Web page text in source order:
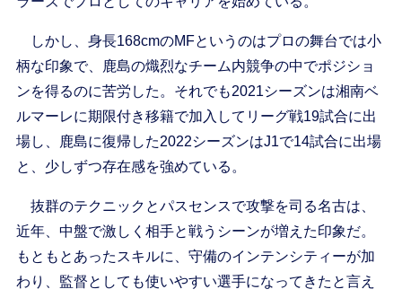
しかし、身長168cmのMFというのはプロの舞台では小
柄な印象で、鹿島の熾烈なチーム内競争の中でポジショ
ンを得るのに苦労した。それでも2021シーズンは湘南ベ
ルマーレに期限付き移籍で加入してリーグ戦19試合に出
場し、鹿島に復帰した2022シーズンはJ1で14試合に出場
と、少しずつ存在感を強めている。
抜群のテクニックとパスセンスで攻撃を司る名古は、
近年、中盤で激しく相手と戦うシーンが増えた印象だ。
もともとあったスキルに、守備のインテンシティーが加
わり、監督としても使いやすい選手になってきたと言え